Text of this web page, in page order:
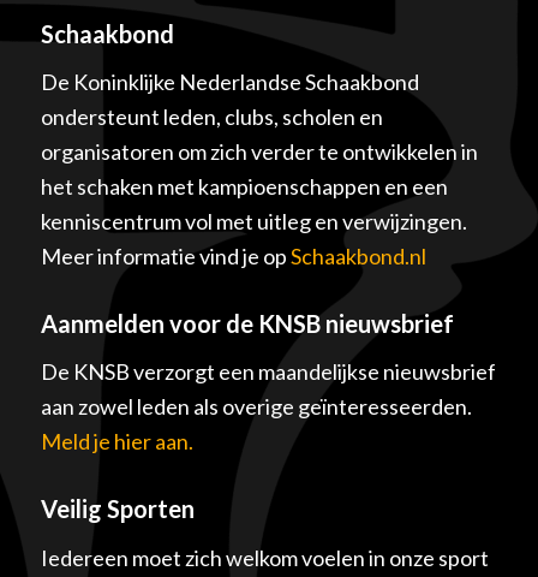
Schaakbond
De Koninklijke Nederlandse Schaakbond
ondersteunt leden, clubs, scholen en
organisatoren om zich verder te ontwikkelen in
het schaken met kampioenschappen en een
kenniscentrum vol met uitleg en verwijzingen.
Meer informatie vind je opSchaakbond.nl
Aanmelden voor de KNSB nieuwsbrief
De KNSB verzorgt een maandelijkse nieuwsbrief
aan zowel leden als overige geïnteresseerden.
Meld je hier aan.
Veilig Sporten
Iedereen moet zich welkom voelen in onze sport